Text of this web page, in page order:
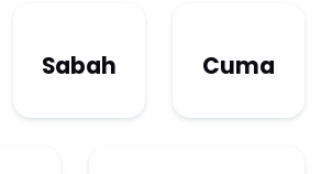
Sabah Cuma